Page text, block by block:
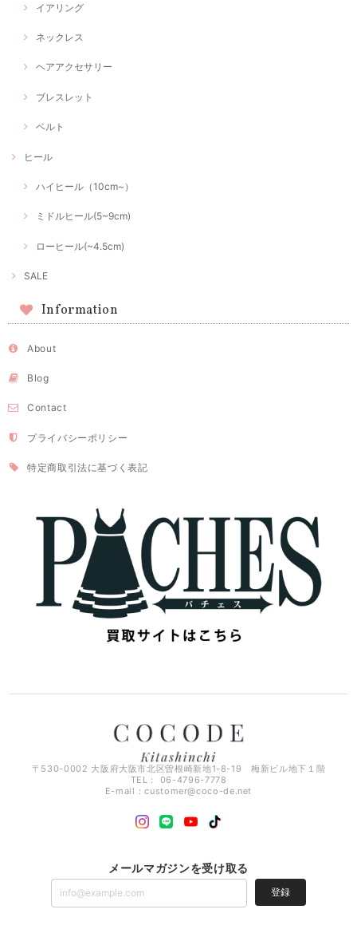
イアリング
ネックレス
ヘアアクセサリー
ブレスレット
ベルト
ヒール
ハイヒール（10cm~）
ミドルヒール(5~9cm)
ローヒール(~4.5cm)
SALE
Information
About
Blog
Contact
プライバシーポリシー
特定商取引法に基づく表記
〒530-0002 大阪府大阪市北区曽根崎新地1-8-19 梅新ビル地下１階
TEL： 06-4796-7778
E-mail：customer@coco-de.net
メールマガジンを受け取る
登録